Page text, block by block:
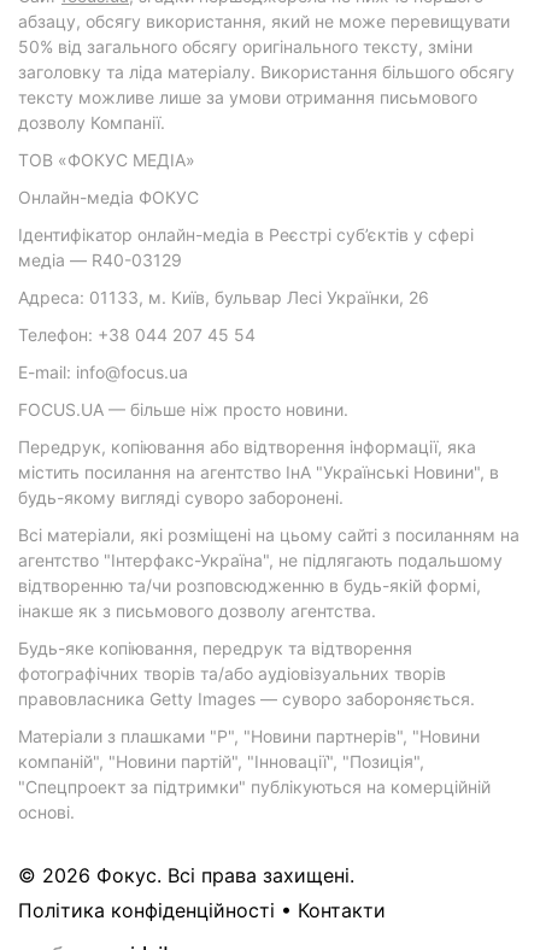
абзацу, обсягу використання, який не може перевищувати
50% від загального обсягу оригінального тексту, зміни
заголовку та ліда матеріалу. Використання більшого обсягу
тексту можливе лише за умови отримання письмового
дозволу Компанії.
ТОВ «ФОКУС МЕДІА»
Онлайн-медіа ФОКУС
Ідентифікатор онлайн-медіа в Реєстрі суб’єктів у сфері
медіа — R40-03129
Адреса: 01133, м. Київ, бульвар Лесі Українки, 26
Телефон: +38 044 207 45 54
E-mail: info@focus.ua
FOCUS.UA — більше ніж просто новини.
Передрук, копіювання або відтворення інформації, яка
містить посилання на агентство ІнА "Українські Новини", в
будь-якому вигляді суворо заборонені.
Всі матеріали, які розміщені на цьому сайті з посиланням на
агентство "Інтерфакс-Україна", не підлягають подальшому
відтворенню та/чи розповсюдженню в будь-якій формі,
інакше як з письмового дозволу агентства.
Будь-яке копіювання, передрук та відтворення
фотографічних творів та/або аудіовізуальних творів
правовласника Getty Images — суворо забороняється.
Матеріали з плашками "Р", "Новини партнерів", "Новини
компаній", "Новини партій", "Інновації", "Позиція",
"Спецпроект за підтримки" публікуються на комерційній
основі.
© 2026 Фокус. Всі права захищені.
Політика конфіденційності • Контакти